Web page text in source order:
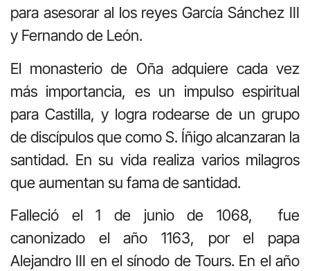
para asesorar al los reyes García Sánchez III
y Fernando de León.
El monasterio de Oña adquiere cada vez
más importancia, es un impulso espiritual
para Castilla, y logra rodearse de un grupo
de discípulos que como S. Íñigo alcanzaran la
santidad. En su vida realiza varios milagros
que aumentan su fama de santidad.
Falleció el 1 de junio de 1068, fue
canonizado el año 1163, por el papa
Alejandro III en el sínodo de Tours. En el año